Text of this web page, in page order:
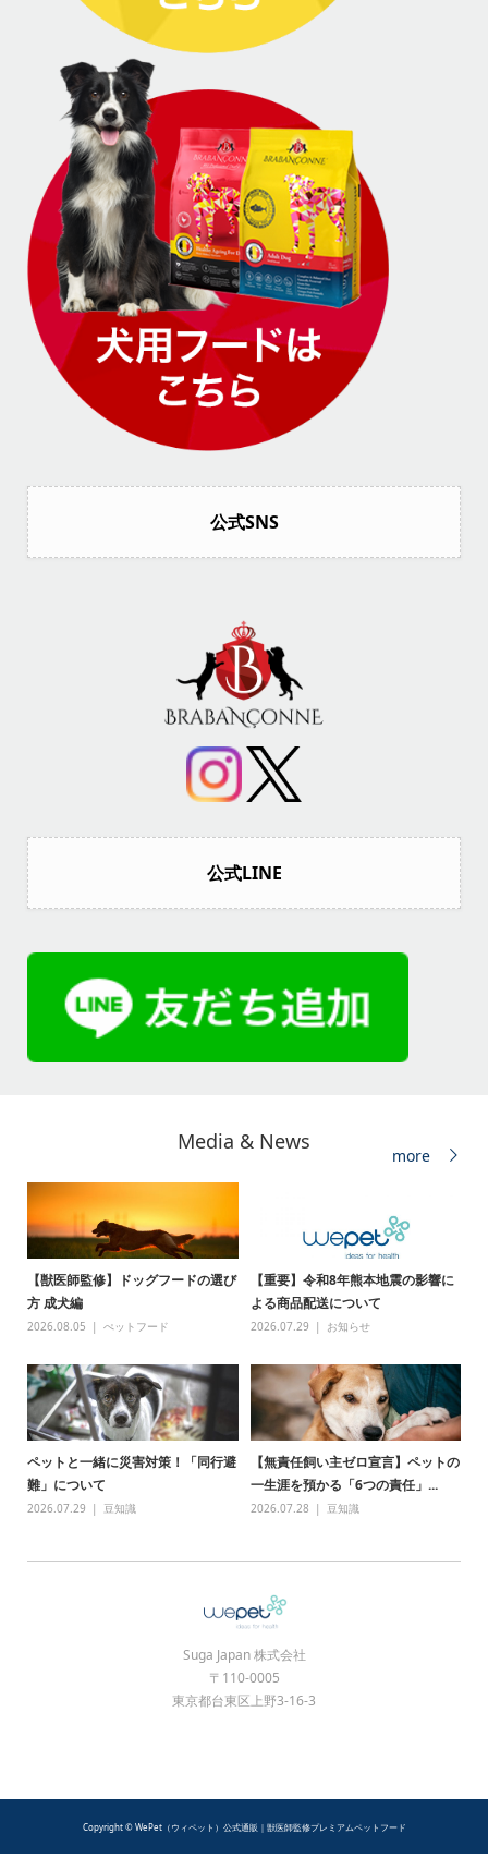
公式SNS
公式LINE
Media & News
more
【獣医師監修】ドッグフードの選び
方 成犬編
2026.08.05 ぺットフード
【重要】令和8年熊本地震の影響に
よる商品配送について
2026.07.29 お知らせ
ペットと一緒に災害対策！「同行避
難」について
2026.07.29 豆知識
【無責任飼い主ゼロ宣言】ペットの
一生涯を預かる「6つの責任」...
2026.07.28 豆知識
Suga Japan 株式会社
〒110-0005
東京都台東区上野3-16-3
Copyright © WePet（ウィペット）公式通販｜獣医師監修プレミアムペットフード